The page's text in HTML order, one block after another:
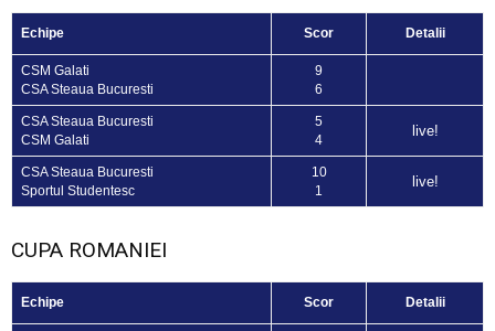
Echipe Scor Detalii
CSM Galati
CSA Steaua Bucuresti
9
6
CSA Steaua Bucuresti
CSM Galati
5
4
live!
CSA Steaua Bucuresti
Sportul Studentesc
10
1
live!
CUPA ROMANIEI
Echipe Scor Detalii